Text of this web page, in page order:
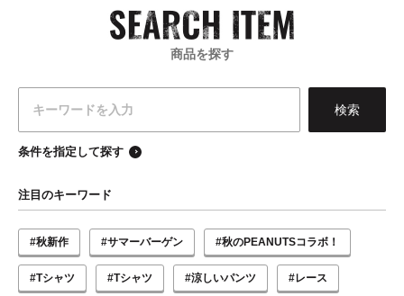
商品を探す
条件を指定して探す
注目のキーワード
#秋新作 #サマーバーゲン #秋のPEANUTSコラボ！
#Tシャツ #Tシャツ #涼しいパンツ #レース